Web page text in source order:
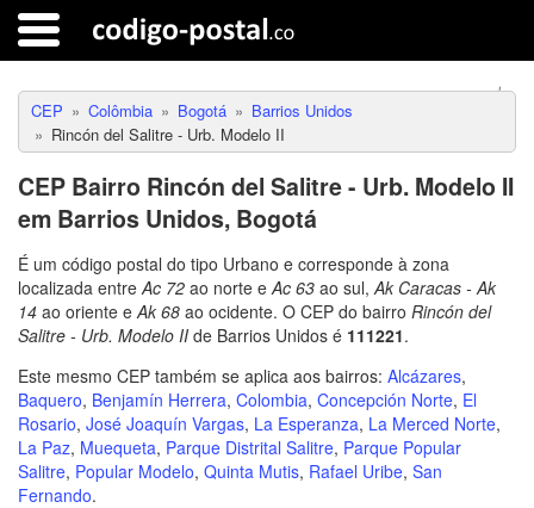
CEP Colômbia Bogotá
Barrios Unidos
Rincón del Salitre - Urb. Modelo II
CEP Bairro Rincón del Salitre - Urb. Modelo II
em Barrios Unidos, Bogotá
É um código postal do tipo Urbano e corresponde à zona
localizada entreAc 72 ao norte eAc 63 ao sul,Ak Caracas - Ak
14 ao oriente eAk 68 ao ocidente. O CEP do bairro Rincón del
Salitre - Urb. Modelo II de Barrios Unidos é 111221.
Este mesmo CEP também se aplica aos bairros: Alcázares,
Baquero, Benjamín Herrera, Colombia, Concepción Norte, El
Rosario, José Joaquín Vargas, La Esperanza, La Merced Norte,
La Paz, Muequeta, Parque Distrital Salitre, Parque Popular
Salitre, Popular Modelo, Quinta Mutis, Rafael Uribe, San
Fernando.